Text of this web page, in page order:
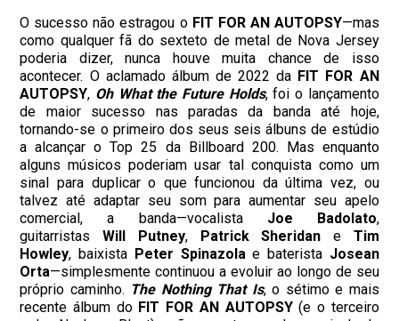
O sucesso não estragou o FIT FOR AN AUTOPSY—mas
como qualquer fã do sexteto de metal de Nova Jersey
poderia dizer, nunca houve muita chance de isso
acontecer. O aclamado álbum de 2022 da FIT FOR AN
AUTOPSY, Oh What the Future Holds, foi o lançamento
de maior sucesso nas paradas da banda até hoje,
tornando-se o primeiro dos seus seis álbuns de estúdio
a alcançar o Top 25 da Billboard 200. Mas enquanto
alguns músicos poderiam usar tal conquista como um
sinal para duplicar o que funcionou da última vez, ou
talvez até adaptar seu som para aumentar seu apelo
comercial, a banda—vocalista Joe Badolato,
guitarristasWill Putney, Patrick Sheridan e Tim
Howley, baixista Peter Spinazolae baterista Josean
Orta—simplesmente continuou a evoluir ao longo de seu
próprio caminho. The Nothing That Is, o sétimo e mais
recente álbum do FIT FOR AN AUTOPSY(e o terceiro